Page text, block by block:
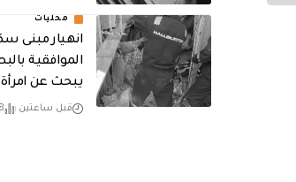
محليات
انهيار مبنى
الموافقية
يبحث عن
قبل ساعتين 28